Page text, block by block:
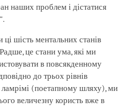
наших проблем і дістатися
шість ментальних станів
це стани ума, які ми
в повсякденному
до трьох рівнів
ламрімі (поетапному шляху), ми
величезну користь вже в